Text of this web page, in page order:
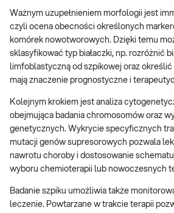
Ważnym uzupełnieniem morfologii jest
czyli ocena obecności określonych
komórek nowotworowych. Dzięki temu
sklasyfikować typ białaczki, np. rozróżnić
limfoblastyczną od szpikowej oraz
mają znaczenie prognostyczne i
Kolejnym krokiem jest analiza
obejmująca badania chromosomów oraz
genetycznych. Wykrycie specyficznych
mutacji genów supresorowych pozwala
nawrotu choroby i dostosowanie
wyboru chemioterapii lub nowoczesnych
Badanie szpiku umożliwia także
leczenie. Powtarzane w trakcie terapii